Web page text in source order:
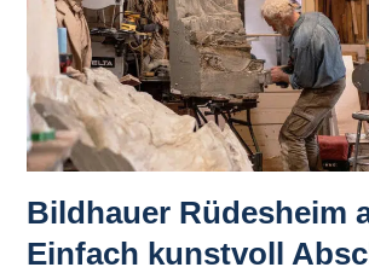
Bildhauer Rüdesheim
Einfach kunstvoll